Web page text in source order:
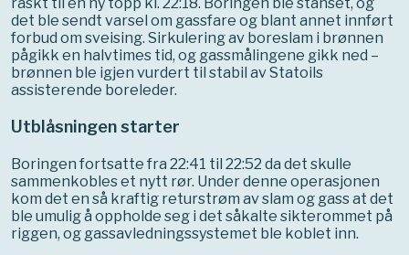
det ble sendt varsel om gassfare og blant annet innført
forbud om sveising. Sirkulering av boreslam i brønnen
pågikk en halvtimes tid, og gassmålingene gikk ned –
brønnen ble igjen vurdert til stabil av Statoils
assisterende boreleder.
Utblåsningen starter
Boringen fortsatte fra 22:41 til 22:52 da det skulle
sammenkobles et nytt rør. Under denne operasjonen
kom det en så kraftig returstrøm av slam og gass at det
ble umulig å oppholde seg i det såkalte sikterommet på
riggen, og gassavledningssystemet ble koblet inn.